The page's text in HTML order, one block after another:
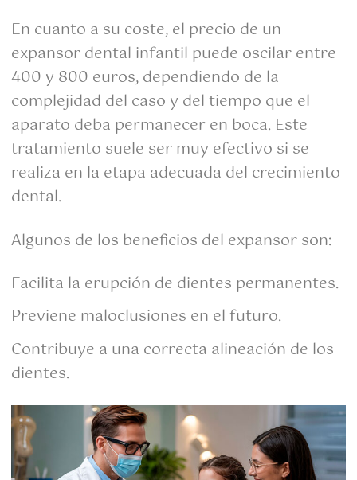
En cuanto a su coste, el precio de un
expansor dental infantil puede oscilar entre
400 y 800 euros, dependiendo de la
complejidad del caso y del tiempo que el
aparato deba permanecer en boca. Este
tratamiento suele ser muy efectivo si se
realiza en la etapa adecuada del crecimiento
dental.
Algunos de los beneficios del expansor son:
Facilita la erupción de dientes permanentes.
Previene maloclusiones en el futuro.
Contribuye a una correcta alineación de los
dientes.